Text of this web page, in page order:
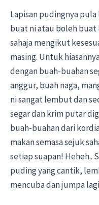
Lapisan pudingnya
buat ni atau boleh buat
sahaja mengikut
masing. Untuk
dengan buah-buahan
anggur, buah naga,
ni sangat lembut dan
segar dan krim putar
buah-buahan dari
makan semasa sejuk
setiap suapan! Heheh..
puding yang cantik,
mencuba dan jumpa